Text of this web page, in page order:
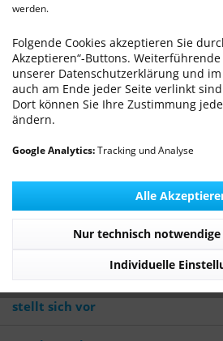
Von: Dr. med. vet. Ralf Michling 23.08.24
Tumorerkrankungen der Hündin.
Mehr lesen
stellt sich vor
werden.
Folgende Cookies akzeptieren Sie
Akzeptieren“-Buttons.
unserer Datenschutzerklärung und
auch am Ende jeder Seite verlinkt
Dort können Sie Ihre Zustimmung
ändern.
Google Analytics:Tracking und Analyse
Individuelle
Nur technisch
Alle